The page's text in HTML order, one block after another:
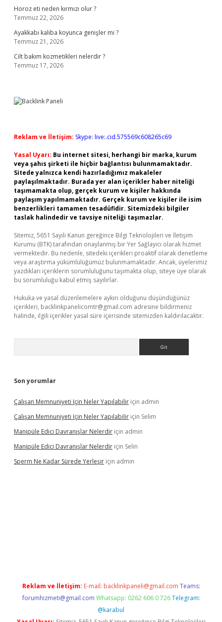
Horoz eti neden kırmızı olur ?
Temmuz 22, 2026
Ayakkabı kalıba koyunca genişler mi ?
Temmuz 21, 2026
Cilt bakım kozmetikleri nelerdir ?
Temmuz 17, 2026
Reklam ve İletişim: Skype: live:.cid.575569c608265c69
Yasal Uyarı: Bu internet sitesi, herhangi bir marka, kurum
veya şahıs şirketi ile hiçbir bağlantısı bulunmamaktadır.
Sitede yalnızca kendi hazırladığımız makaleler
paylaşılmaktadır. Burada yer alan içerikler haber niteliği
taşımamakta olup, gerçek kurum ve kişiler hakkında
paylaşım yapılmamaktadır. Gerçek kurum ve kişiler ile isim
benzerlikleri tamamen tesadüfidir. Sitemizdeki bilgiler
taslak halindedir ve tavsiye niteliği taşımazlar.
Sitemiz, 5651 Sayılı Kanun gereğince Bilgi Teknolojileri ve İletişim
Kurumu (BTK) tarafından onaylanmış bir Yer Sağlayıcı olarak hizmet
vermektedir. Bu nedenle, sitedeki içerikleri proaktif olarak denetleme
veya araştırma yükümlülüğümüz bulunmamaktadır. Ancak, üyelerimiz
yazdıkları içeriklerin sorumluluğunu taşımakta olup, siteye üye olarak
bu sorumluluğu kabul etmiş sayılırlar.
Hukuka ve yasal düzenlemelere aykırı olduğunu düşündüğünüz
içerikleri, backlinkpanelicomtr@gmail.com adresine bildirmeniz
halinde, ilgili içerikler yasal süre içerisinde sitemizden kaldırılacaktır.
Son yorumlar
Çalışan Memnuniyeti Için Neler Yapılabilir için admin
Çalışan Memnuniyeti Için Neler Yapılabilir için Selim
Manipüle Edici Davranışlar Nelerdir için admin
Manipüle Edici Davranışlar Nelerdir için Selin
Sperm Ne Kadar Sürede Yerleşir için admin
Reklam ve İletişim: E-mail: backlinkpaneli@gmail.com Teams:
forumhizmeti@gmail.com Whatsapp: 0262 606 0 726 Telegram:
@karabul